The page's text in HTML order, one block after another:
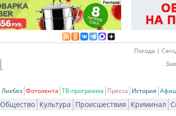
Погода |
Ликбез Фотолента ТВ-программа Пресса История
Общество Культура Происшествия Криминал